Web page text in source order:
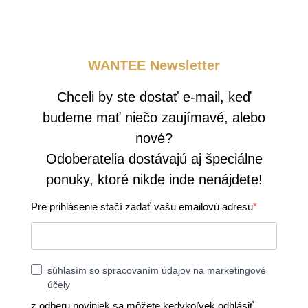
WANTEE Newsletter
Chceli by ste dostať e-mail, keď
budeme mať niečo zaujímavé, alebo
nové?
Odoberatelia dostávajú aj špeciálne
ponuky, ktoré nikde inde nenájdete!
Pre prihlásenie stačí zadať vašu emailovú adresu
súhlasím so spracovaním údajov na marketingové
účely
z odberu noviniek sa môžete kedykoľvek odhlásiť